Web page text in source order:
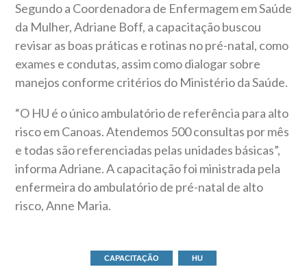
Segundo a Coordenadora de Enfermagem em Saúde
da Mulher, Adriane Boff, a capacitação buscou
revisar as boas práticas e rotinas no pré-natal, como
exames e condutas, assim como dialogar sobre
manejos conforme critérios do Ministério da Saúde.
“O HU é o único ambulatório de referência para alto
risco em Canoas. Atendemos 500 consultas por mês
e todas são referenciadas pelas unidades básicas”,
informa Adriane. A capacitação foi ministrada pela
enfermeira do ambulatório de pré-natal de alto
risco, Anne Maria.
CAPACITAÇÃO HU